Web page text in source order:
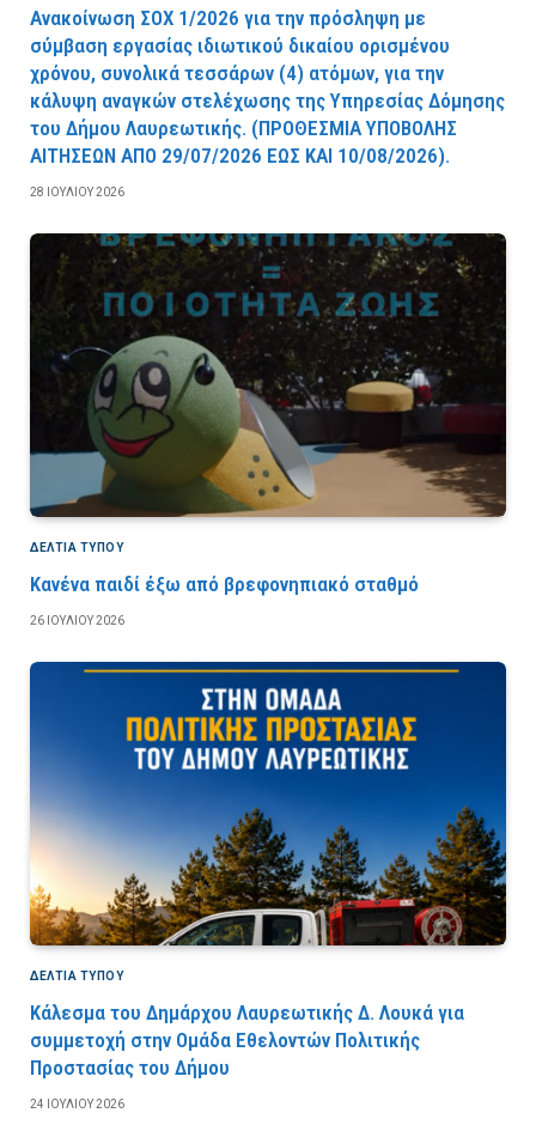
Ανακοίνωση ΣΟΧ 1/2026 για την πρόσληψη με
σύμβαση εργασίας ιδιωτικού δικαίου ορισμένου
χρόνου, συνολικά τεσσάρων (4) ατόμων, για την
κάλυψη αναγκών στελέχωσης της Υπηρεσίας Δόμησης
του Δήμου Λαυρεωτικής. (ΠPOΘEΣMIA YΠOBOΛHΣ
AITHΣEΩN AΠO 29/07/2026 EΩΣ KAI 10/08/2026).
28 ΙΟΥΛΊΟΥ 2026
ΔΕΛΤΙΑ ΤΥΠΟΥ
Κανένα παιδί έξω από βρεφονηπιακό σταθμό
26 ΙΟΥΛΊΟΥ 2026
ΔΕΛΤΙΑ ΤΥΠΟΥ
Κάλεσμα του Δημάρχου Λαυρεωτικής Δ. Λουκά για
συμμετοχή στην Ομάδα Εθελοντών Πολιτικής
Προστασίας του Δήμου
24 ΙΟΥΛΊΟΥ 2026